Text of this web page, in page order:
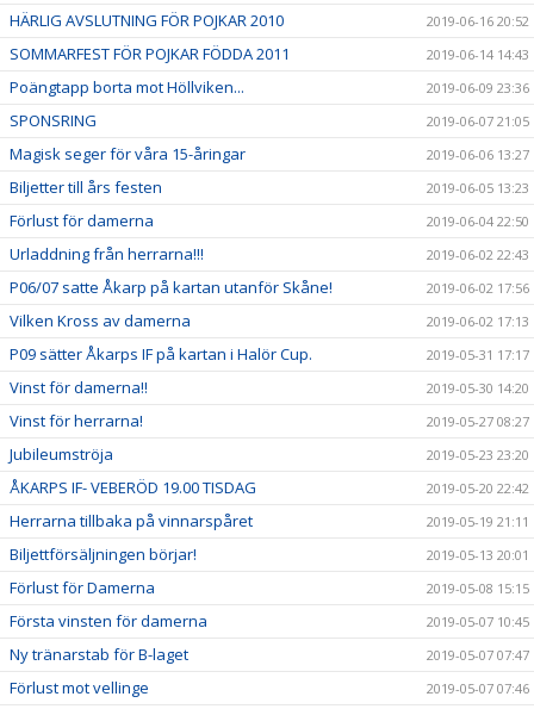
HÄRLIG AVSLUTNING FÖR POJKAR 2010 2019-06-16 20:52
SOMMARFEST FÖR POJKAR FÖDDA 2011 2019-06-14 14:43
Poängtapp borta mot Höllviken... 2019-06-09 23:36
SPONSRING 2019-06-07 21:05
Magisk seger för våra 15-åringar 2019-06-06 13:27
Biljetter till års festen 2019-06-05 13:23
Förlust för damerna 2019-06-04 22:50
Urladdning från herrarna!!! 2019-06-02 22:43
P06/07 satte Åkarp på kartan utanför Skåne! 2019-06-02 17:56
Vilken Kross av damerna 2019-06-02 17:13
P09 sätter Åkarps IF på kartan i Halör Cup. 2019-05-31 17:17
Vinst för damerna!! 2019-05-30 14:20
Vinst för herrarna! 2019-05-27 08:27
Jubileumströja 2019-05-23 23:20
ÅKARPS IF- VEBERÖD 19.00 TISDAG 2019-05-20 22:42
Herrarna tillbaka på vinnarspåret 2019-05-19 21:11
Biljettförsäljningen börjar! 2019-05-13 20:01
Förlust för Damerna 2019-05-08 15:15
Första vinsten för damerna 2019-05-07 10:45
Ny tränarstab för B-laget 2019-05-07 07:47
Förlust mot vellinge 2019-05-07 07:46